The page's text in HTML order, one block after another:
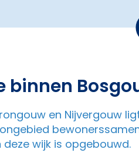
binnen
en Nijvergouw
wijk is opgebouwd.